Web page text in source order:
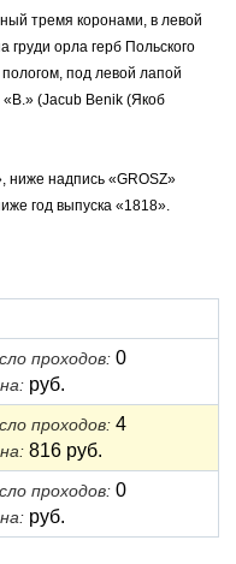
тремя коронами, в левой
груди орла герб Польского
под левой лапой
(Jacub Benik (Якоб
ниже надпись «GROSZ»
год выпуска «1818».
проходов: 0
руб.
проходов: 4
816 руб.
проходов: 0
руб.